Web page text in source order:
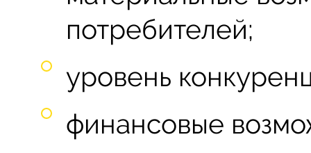
потребителей;
уровень
финансовые